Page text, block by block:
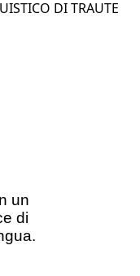
DI TRAUTE
un
di